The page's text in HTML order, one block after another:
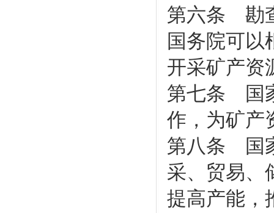
第六条 勘
国务院可以
开采矿产资
第七条 国
作，为矿产
第八条 国
采、贸易、
提高产能，